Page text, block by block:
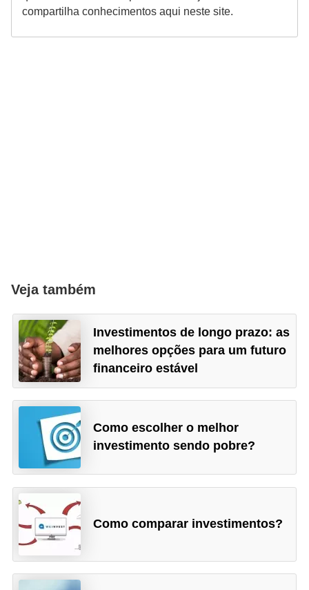
compartilha conhecimentos aqui neste site.
Veja também
Investimentos de longo prazo: as
melhores opções para um futuro
financeiro estável
Como escolher o melhor
investimento sendo pobre?
Como comparar investimentos?